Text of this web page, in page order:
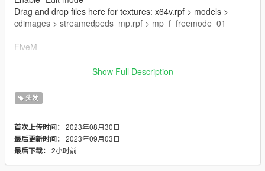
Drag and drop files here for textures: x64v.rpf > models >
cdimages > streamedpeds_mp.rpf > mp_f_freemode_01
FiveM
Drag & Drop files to your "stream" folder
custom-clothes/167805M
🌷 converted with permission from the original file
🌷 https://www.patreon.com/simpliciaty
🌷 Conversion And Rig Made By Me
Show Full Description
头发
首次上传时间： 2023年08月30日
最后更新时间： 2023年09月03日
最后下载： 2小时前